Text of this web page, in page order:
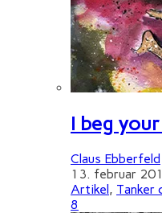
I beg
Claus Ebberfeld
13. februar
Artikel, Tanker
8